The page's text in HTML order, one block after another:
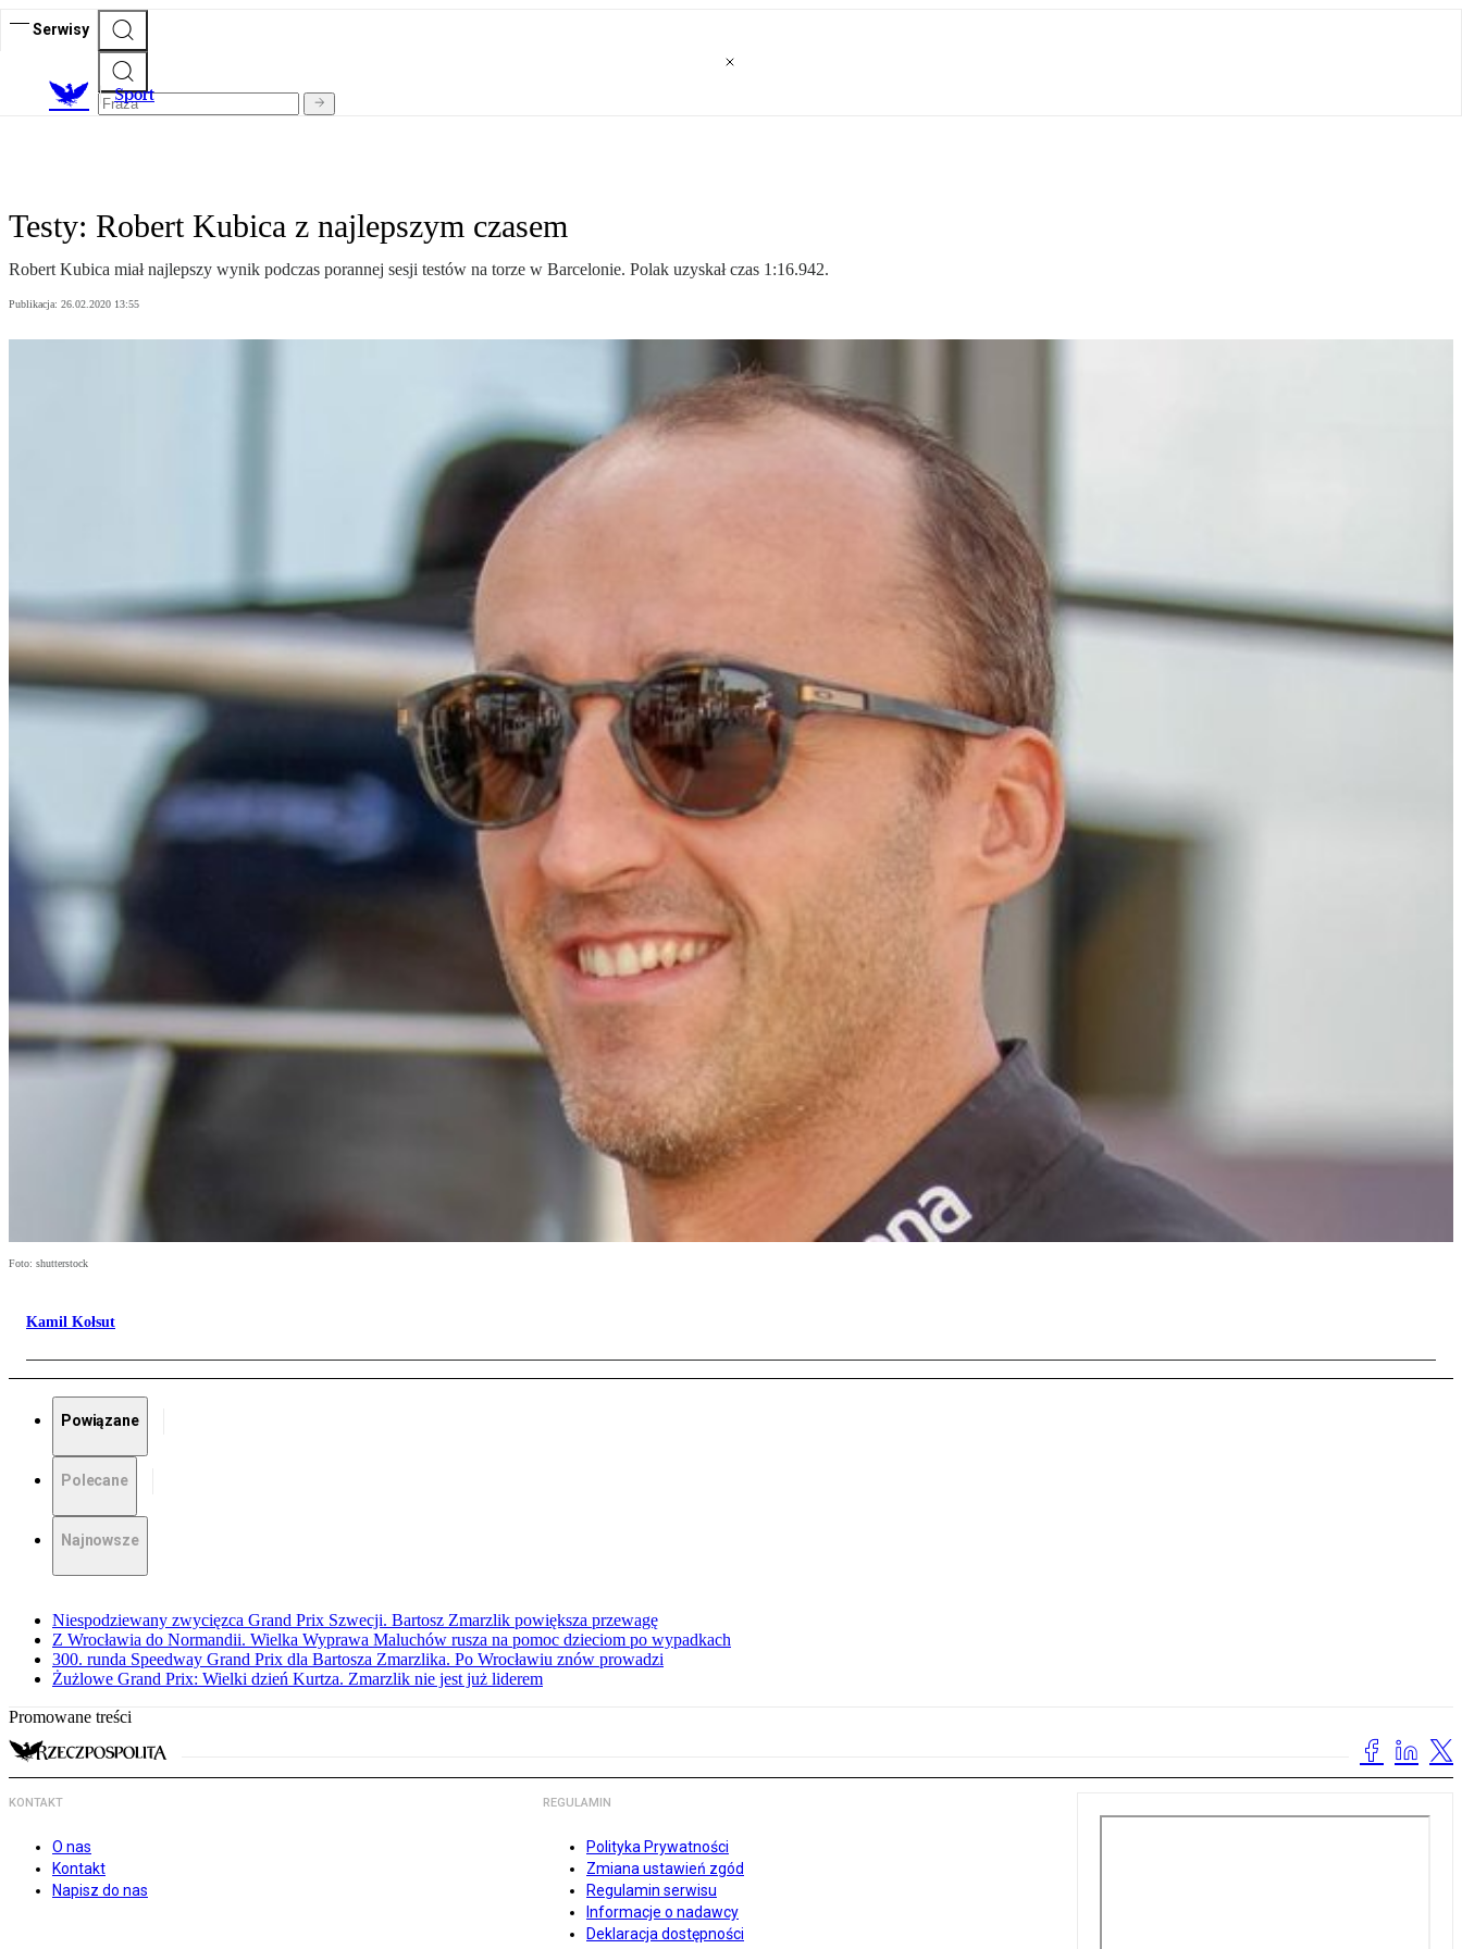
Serwisy
Sport
Testy: Robert Kubica z najlepszym czasem
Robert Kubica miał najlepszy wynik podczas porannej sesji testów na torze w Barcelonie. Polak uzyskał czas 1:16.942.
Publikacja: 26.02.2020 13:55
Foto: shutterstock
Kamil Kołsut
Powiązane
Polecane
Najnowsze
Niespodziewany zwycięzca Grand Prix Szwecji. Bartosz Zmarzlik powiększa przewagę
Z Wrocławia do Normandii. Wielka Wyprawa Maluchów rusza na pomoc dzieciom po wypadkach
300. runda Speedway Grand Prix dla Bartosza Zmarzlika. Po Wrocławiu znów prowadzi
Żużlowe Grand Prix: Wielki dzień Kurtza. Zmarzlik nie jest już liderem
Promowane treści
KONTAKT
O nas
Kontakt
Napisz do nas
REGULAMIN
Polityka Prywatności
Zmiana ustawień zgód
Regulamin serwisu
Informacje o nadawcy
Deklaracja dostępności